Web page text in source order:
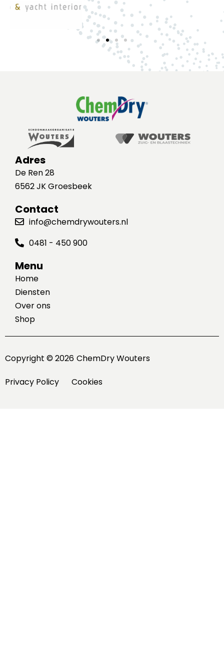
Adres
De Ren 28
6562 JK Groesbeek
Contact
info@chemdrywouters.nl
0481 - 450 900
Menu
Home
Diensten
Over ons
Shop
Copyright © 2026 ChemDry Wouters
Privacy Policy Cookies